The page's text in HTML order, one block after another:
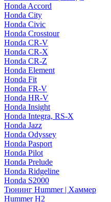
Honda Accord
Honda City
Honda Civic
Honda Crosstour
Honda CR-V
Honda CR-X
Honda CR-Z
Honda Element
Honda Fit
Honda FR-V
Honda HR-V
Honda Insight
Honda Integra, RS-X
Honda Jazz
Honda Odyssey
Honda Pasport
Honda Pilot
Honda Prelude
Honda Ridgeline
Honda S2000
Тюнинг Hummer | Хаммер
Hummer H2